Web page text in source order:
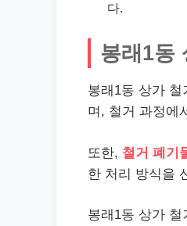
다.
봉래1동
봉래1동 상가 철
며, 철거 과정에
또한, 철거 폐기
한 처리 방식을
봉래1동 상가